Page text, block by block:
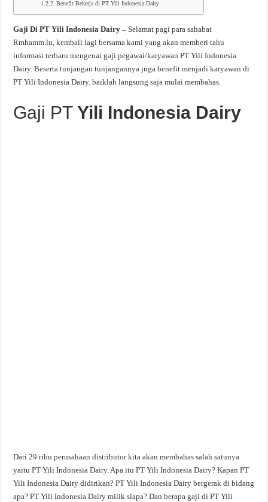
Benefit Bekerja di PT Yili Indonesia Dairy
Gaji Di PT Yili Indonesia Dairy –Selamat pagi para sahabat
Rmhamm.lu, kembali lagi bersama kami yang akan memberi tahu
informasi terbaru mengenai gaji pegawai/karyawan PT Yili Indonesia
Dairy. Beserta tunjangan tunjangannya juga benefit menjadi karyawan di
PT Yili Indonesia Dairy. baiklah langsung saja mulai membahas.
Gaji PTYili Indonesia Dairy
Dari 29 ribu perusahaan distributor kita akan membahas salah satunya
yaitu PT Yili Indonesia Dairy. Apa itu PT Yili Indonesia Dairy? Kapan PT
Yili Indonesia Dairy didirikan? PT Yili Indonesia Dairy bergerak di bidang
apa? PT Yili Indonesia Dairy milik siapa? Dan berapa gaji di PT Yili